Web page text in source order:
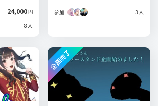
24,000円
8人
参加 3人
企画完了